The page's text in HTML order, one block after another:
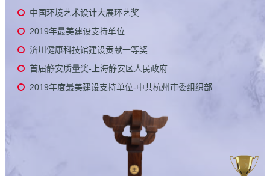
中国环境艺术设计大展环艺奖
2019年最美建设支持单位
济川健康科技馆建设贡献一等奖
首届静安质量奖-上海静安区人民政府
2019年度最美建设支持单位-中共杭州市委组织部